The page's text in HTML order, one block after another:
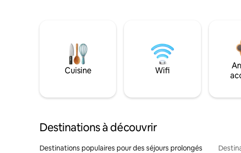
Cuisine Wifi
Destinations à découvrir
Destinations populaires pour des séjours prolongés